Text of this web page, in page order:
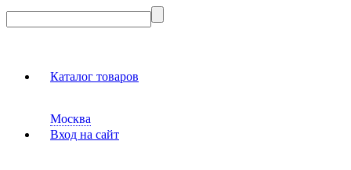
Каталог товаров
Москва
Вход на сайт